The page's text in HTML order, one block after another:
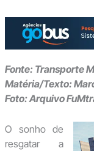
Fonte: Transporte
Matéria/Texto:
Foto: Arquivo
O sonho de
resgatar a